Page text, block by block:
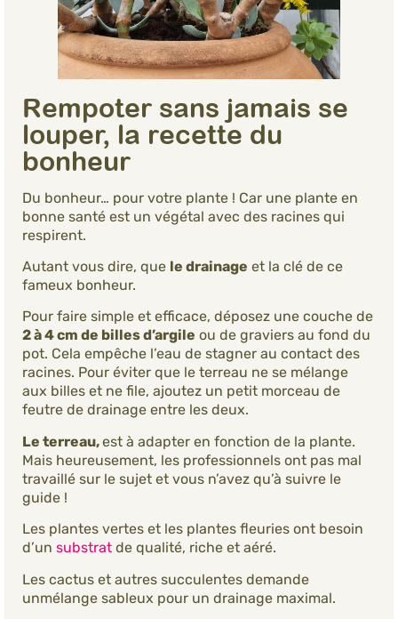
Rempoter sans jamais se
louper, la recette du
bonheur
Du bonheur… pour votre plante ! Car une plante en
bonne santé est un végétal avec des racines qui
respirent.
Autant vous dire, que le drainage et la clé de ce
fameux bonheur.
Pour faire simple et efficace, déposez une couche de
2 à 4 cm de billes d’argile ou de graviers au fond du
pot. Cela empêche l’eau de stagner au contact des
racines. Pour éviter que le terreau ne se mélange
aux billes et ne file, ajoutez un petit morceau de
feutre de drainage entre les deux.
Le terreau,est à adapter en fonction de la plante.
Mais heureusement, les professionnels ont pas mal
travaillé sur le sujet et vous n’avez qu’à suivre le
guide !
Les plantes vertes et les plantes fleuries ont besoin
d’un substrat de qualité, riche et aéré.
Les cactus et autres succulentes demande
unmélange sableux pour un drainage maximal.